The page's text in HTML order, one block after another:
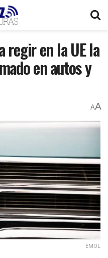
regir en la UE la
en autos y
AA
EMOL